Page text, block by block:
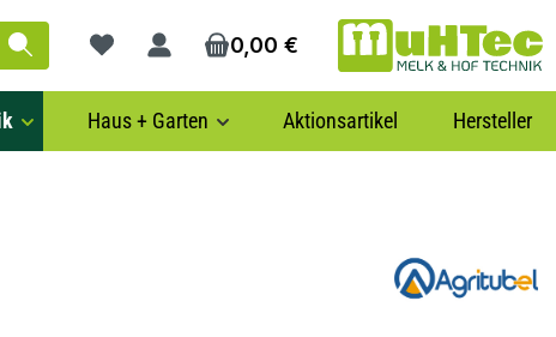
Du hast 0 Produkte auf dem Merkzettel
0,00 €
Haus + Garten Aktionsartikel Hersteller